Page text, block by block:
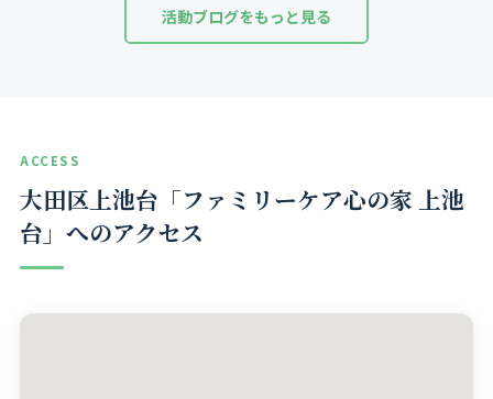
活動ブログをもっと見る
ACCESS
大田区上池台「ファミリーケア心の家 上池
台」へのアクセス